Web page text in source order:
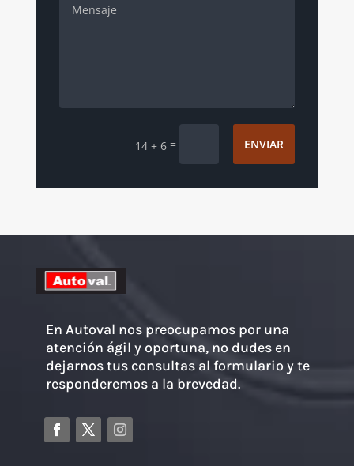
14 + 6 = ENVIAR
En Autoval nos preocupamos por una
atención ágil y oportuna, no dudes en
dejarnos tus consultas al formulario y te
responderemos a la brevedad.